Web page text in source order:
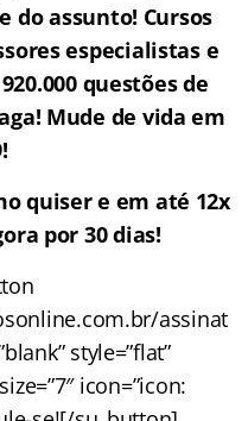
do assunto! Cursos
especialistas e
questões de
Mude de vida em
quiser e em até 12x
por 30 dias!
assinat
style=”flat”
icon=”icon: